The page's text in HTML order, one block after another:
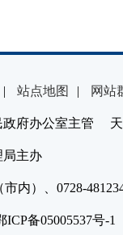
| 站点地图 | 网站
府办公室主管 天
局主办
内）、0728-
ICP备05005537号